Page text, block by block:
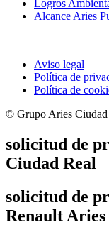
Logros
Alcance Aries
Aviso legal
Política de
Política de
© Grupo Aries
solicitud de
Ciudad Real
solicitud de
Renault